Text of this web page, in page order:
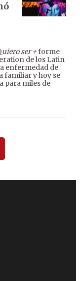
uiero ser +forme
de los Latin
enfermedad de
familiar y hoy se
para miles de